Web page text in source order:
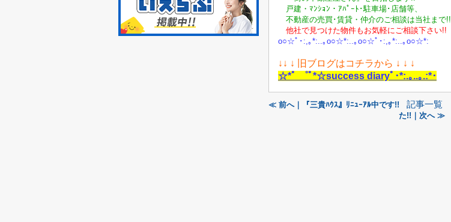
戸建・ﾏﾝｼｮﾝ・ｱﾊﾟｰﾄ･駐車場･店舗等、
不動産の売買･賃貸・仲介のご相談は当社まで!!
他社で見つけた物件もお気軽にご相談下さい!!
o○☆ﾟ･:,｡*:..｡o○☆*:..｡o○☆ﾟ･:,｡*:..｡o○☆*:
↓ ↓ ↓ 旧ブログはコチラから ↓ ↓ ↓
☆*ﾟ ゜ﾟ*☆success diaryﾟ･*:.｡..｡.:*･
≪ 前へ｜『三貴ﾊｳｽ』ﾘﾆｭｰｱﾙ中です!! 記事一覧
た!!｜次へ ≫